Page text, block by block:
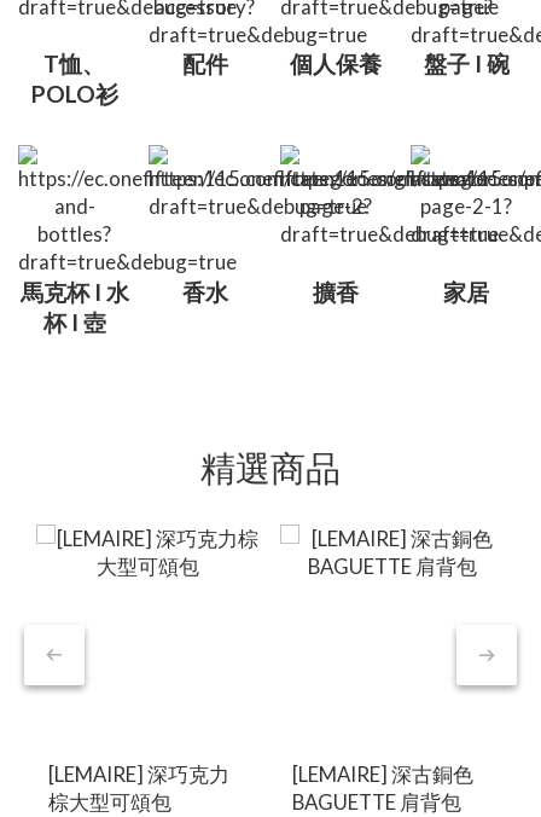
T恤、
POLO衫
配件 個人保養 盤子 I 碗
馬克杯 I 水
杯 I 壺
香水 擴香 家居
精選商品
[LEMAIRE] 深巧克力
棕大型可頌包
[LEMAIRE] 深古銅色
BAGUETTE 肩背包